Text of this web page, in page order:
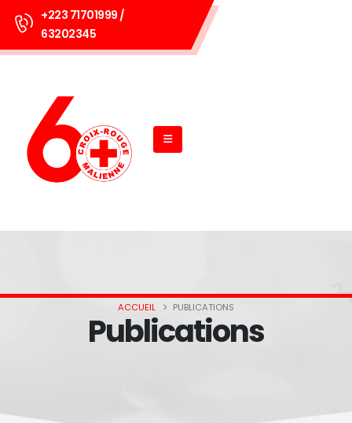
+223 71701999 /
63202345
ACCUEIL PUBLICATIONS
Publications